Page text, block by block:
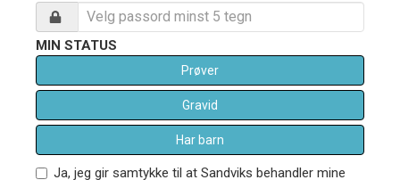
MIN STATUS
Prøver
Gravid
Har barn
Ja, jeg gir samtykke til at Sandviks behandler mine